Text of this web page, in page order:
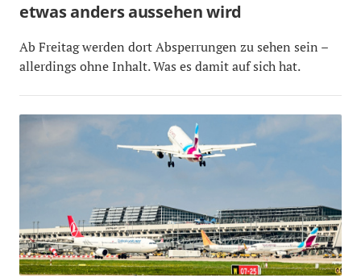
etwas anders aussehen wird
Ab Freitag werden dort Absperrungen zu sehen sein –
allerdings ohne Inhalt. Was es damit auf sich hat.